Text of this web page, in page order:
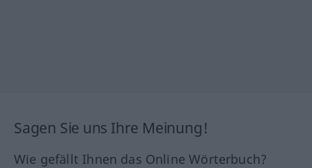
Sagen Sie uns Ihre Meinung!
Wie gefällt Ihnen das Online Wörterbuch?